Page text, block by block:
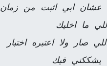
عشان ابي اثبت من زمان
ما اخليك
صار ولا اعتبره اختبار
يشككني فيك